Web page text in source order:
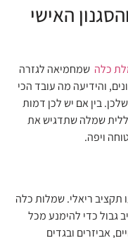
האישי
כלה שמחמיאה לגזרה
והידיעה מה עובד הכי
בין אם יש לכן דמות
שמלה שתדגיש את
ויפה.
ריאלי. שמלות כלה
גבול כדי להימנע מכל
אביזרים ובגדים